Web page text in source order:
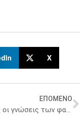
X
ΕΠΟΜΕΝΟ
Ελλιπείς οι γνώσεις των φαρμακοποιών σχετικά με τα εμβόλια